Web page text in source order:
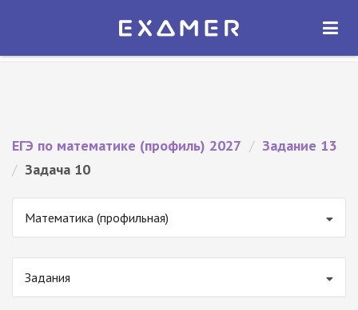
Экзамер — ЕГЭ 2027
ОТКРЫТЬ
ЕГЭ по математике (профиль) 2027 / Задание 13
/ Задача 10
Математика (профильная)
Задания